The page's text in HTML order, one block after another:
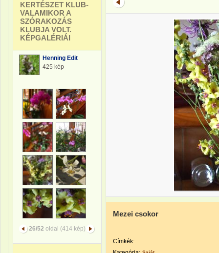
KERTÉSZET KLUB-
VALAMIKOR A
SZÓRAKOZÁS
KLUBJA VOLT.
KÉPGALÉRIÁI
Henning Edit
425 kép
26/52 oldal (414 kép)
Mezei csokor
Címkék: